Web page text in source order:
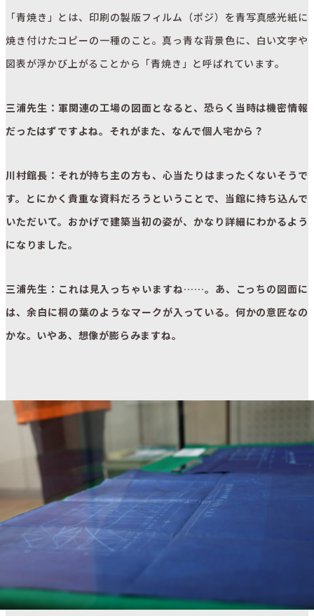
「青焼き」とは、印刷の製版フィルム（ポジ）を青写真感光紙に
焼き付けたコピーの一種のこと。真っ青な背景色に、白い文字や
図表が浮かび上がることから「青焼き」と呼ばれています。
三浦先生：軍関連の工場の図面となると、恐らく当時は機密情報
だったはずですよね。それがまた、なんで個人宅から？
川村館長：それが持ち主の方も、心当たりはまったくないそうで
す。とにかく貴重な資料だろうということで、当館に持ち込んで
いただいて。おかげで建築当初の姿が、かなり詳細にわかるよう
になりました。
三浦先生：これは見入っちゃいますね……。あ、こっちの図面に
は、余白に桐の葉のようなマークが入っている。何かの意匠なの
かな。いやあ、想像が膨らみますね。